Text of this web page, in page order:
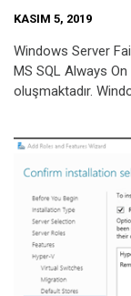
KASIM 5, 2019
Windows Server
MS SQL Always
oluşmaktadır.